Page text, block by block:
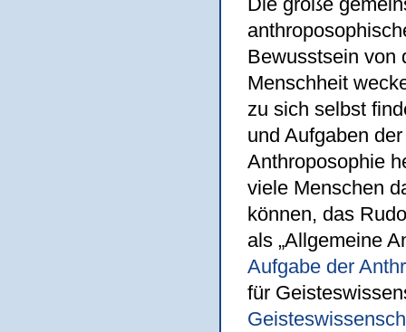
Bewusstsein von
Menschheit
zu sich selbst
und Aufgaben
Anthroposophie
viele Menschen
können, das
als „Allgemeine
Aufgabe der
für